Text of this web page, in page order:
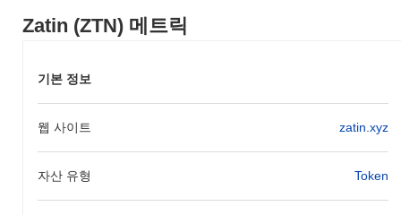
Zatin (ZTN) 메트릭
기본 정보
웹 사이트 zatin.xyz
자산 유형 Token